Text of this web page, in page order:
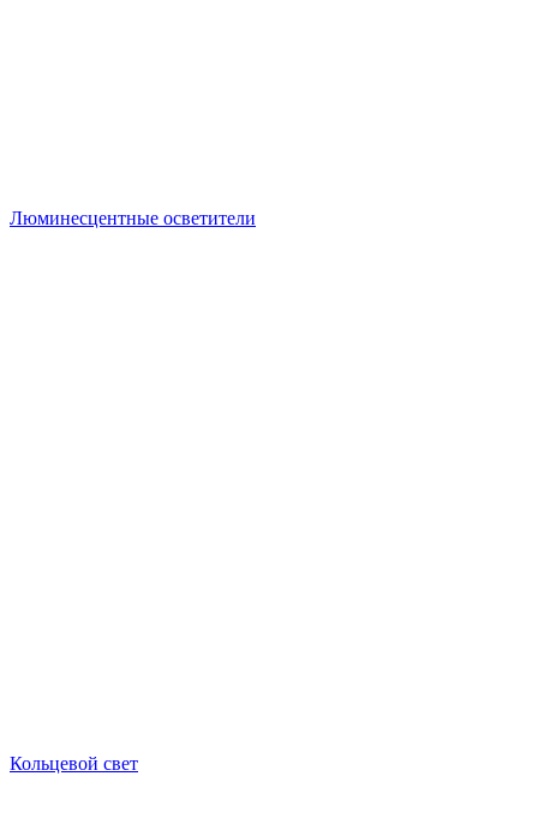
Люминесцентные осветители
Кольцевой свет